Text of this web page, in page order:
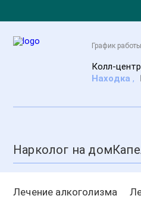
График
Колл-
Находка,
Нарколог на дом
Лечение алкоголизма